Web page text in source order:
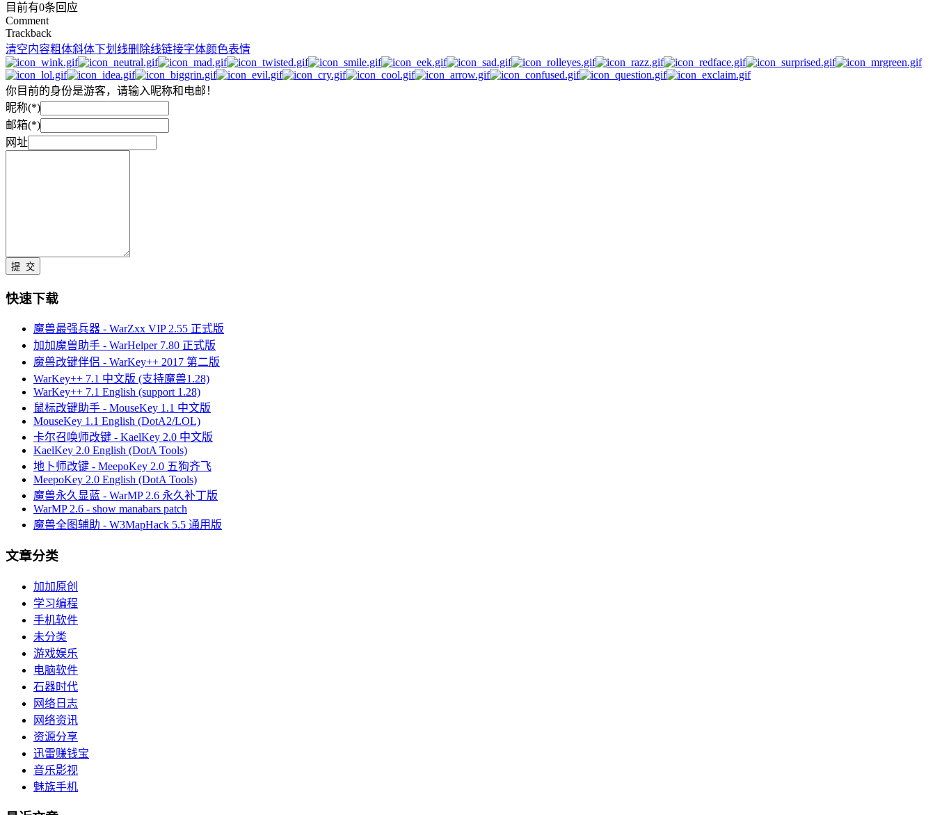
目前有0条回应
Comment
Trackback
清空内容粗体斜体下划线删除线链接字体颜色表情
你目前的身份是游客，请输入昵称和电邮！
昵称(*)
邮箱(*)
网址
快速下载
魔兽最强兵器 - WarZxx VIP 2.55 正式版
加加魔兽助手 - WarHelper 7.80 正式版
魔兽改键伴侣 - WarKey++ 2017 第二版
WarKey++ 7.1 中文版 (支持魔兽1.28)
WarKey++ 7.1 English (support 1.28)
鼠标改键助手 - MouseKey 1.1 中文版
MouseKey 1.1 English (DotA2/LOL)
卡尔召唤师改键 - KaelKey 2.0 中文版
KaelKey 2.0 English (DotA Tools)
地卜师改键 - MeepoKey 2.0 五狗齐飞
MeepoKey 2.0 English (DotA Tools)
魔兽永久显蓝 - WarMP 2.6 永久补丁版
WarMP 2.6 - show manabars patch
魔兽全图辅助 - W3MapHack 5.5 通用版
文章分类
加加原创
学习编程
手机软件
未分类
游戏娱乐
电脑软件
石器时代
网络日志
网络资讯
资源分享
迅雷赚钱宝
音乐影视
魅族手机